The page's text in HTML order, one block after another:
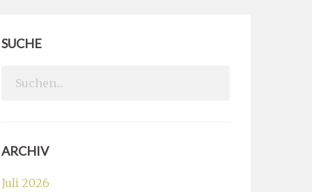
SUCHE
Search
ARCHIV
Juli 2026